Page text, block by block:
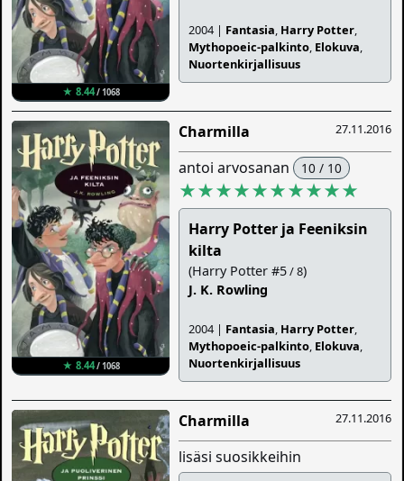
★ 8.44/ 1068
2004 | Fantasia, Harry Potter,
Mythopoeic-palkinto, Elokuva,
Nuortenkirjallisuus
★ 8.44/ 1068
27.11.2016
Charmilla
antoi arvosanan 10 / 10
★★★★★★★★★★
Harry Potter ja Feeniksin
kilta
(Harry Potter #5/ 8)
J. K. Rowling
2004 | Fantasia, Harry Potter,
Mythopoeic-palkinto, Elokuva,
Nuortenkirjallisuus
27.11.2016
Charmilla
lisäsi suosikkeihin